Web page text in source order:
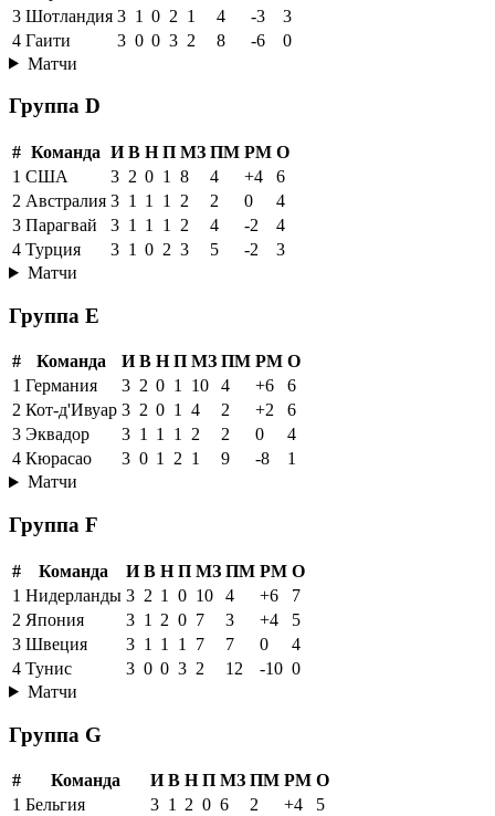
3 Шотландия 3 1 0 2 1 4 -3
3
4 Гаити 3 0 0 3 2 8 -6
0
Матчи
Группа D
# Команда И В Н П МЗ ПМ РМ О
1 США 3 2 0 1 8 4 +4
6
2 Австралия 3 1 1 1 2 2 0
4
3 Парагвай 3 1 1 1 2 4 -2
4
4 Турция 3 1 0 2 3 5 -2
3
Матчи
Группа E
# Команда И В Н П МЗ ПМ РМ О
1 Германия 3 2 0 1 10 4 +6
6
2 Кот-д'Ивуар 3 2 0 1 4 2 +2
6
3 Эквадор 3 1 1 1 2 2 0
4
4 Кюрасао 3 0 1 2 1 9 -8
1
Матчи
Группа F
# Команда И В Н П МЗ ПМ РМ О
1 Нидерланды 3 2 1 0 10 4 +6
7
2 Япония 3 1 2 0 7 3 +4
5
3 Швеция 3 1 1 1 7 7 0
4
4 Тунис 3 0 0 3 2 12 -10 0
Матчи
Группа G
# Команда И В Н П МЗ ПМ РМ О
1 Бельгия 3 1 2 0 6 2 +4
5